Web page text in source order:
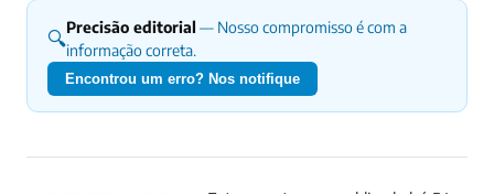
🔍Precisão editorial — Nosso compromisso é com a
informação correta.
Encontrou um erro? Nos notifique